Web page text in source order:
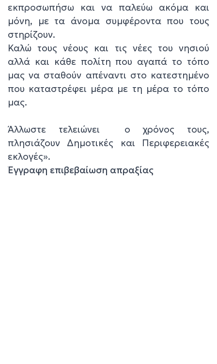
εκπροσωπήσω και να παλεύω ακόμα και
μόνη, με τα άνομα συμφέροντα που τους
στηρίζουν.
Καλώ τους νέους και τις νέες του νησιού
αλλά και κάθε πολίτη που αγαπά το τόπο
μας να σταθούν απέναντι στο κατεστημένο
που καταστρέφει μέρα με τη μέρα το τόπο
μας.
Άλλωστε τελειώνει ο χρόνος τους,
πλησιάζουν Δημοτικές και Περιφερειακές
εκλογές».
Έγγραφη επιβεβαίωση απραξίας